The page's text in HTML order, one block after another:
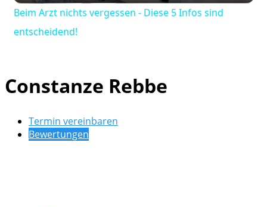
Beim Arzt nichts vergessen - Diese 5 Infos sind
entscheidend!
Constanze Rebbe
Termin vereinbaren
Bewertungen